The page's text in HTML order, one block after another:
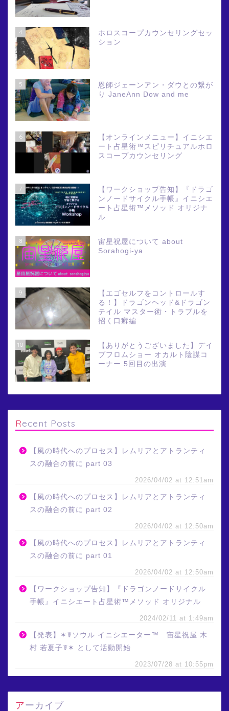
4
ホロスコープカウンセリングセッ
ション
5
恩師ジェーンアン・ダウとの繋が
り JaneAnn Dow and me
6
【オンラインメニュー】イニシエ
ート占星術™スピリチュアルホロ
スコープカウンセリング
7
【ワークショップ告知】『ドラゴ
ンノードサイクル手帳』イニシエ
ート占星術™メソッド オリジナ
ル
8
宙星祝屋について about
Sorahogi-ya
9
【エゴセルフをコントロールす
る！】ドラゴンヘッド&ドラゴン
テイル マスター術・トラブルを
招く口癖編
10
【ありがとうございました】デイ
ブフロムショー オカルト陰謀コ
ーナー 5回目の出演
Recent Posts
【風の時代へのプロセス】レムリアとアトランティ
スの融合の前に part 03
2026/04/02 at 12:51am
【風の時代へのプロセス】レムリアとアトランティ
スの融合の前に part 02
2026/04/02 at 12:50am
【風の時代へのプロセス】レムリアとアトランティ
スの融合の前に part 01
2026/04/02 at 12:50am
【ワークショップ告知】『ドラゴンノードサイクル
手帳』イニシエート占星術™メソッド オリジナル
2024/02/11 at 1:49am
【発表】✶☤ソウル イニシエーター™ 宙星祝屋 木
村 若夏子☤✶ として活動開始
2023/07/28 at 10:55pm
アーカイブ